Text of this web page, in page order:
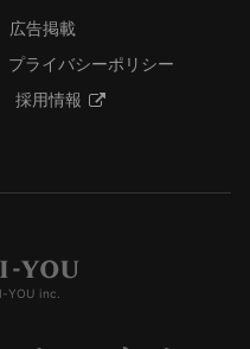
広告掲載
プライバシーポリシー
採用情報
inc.